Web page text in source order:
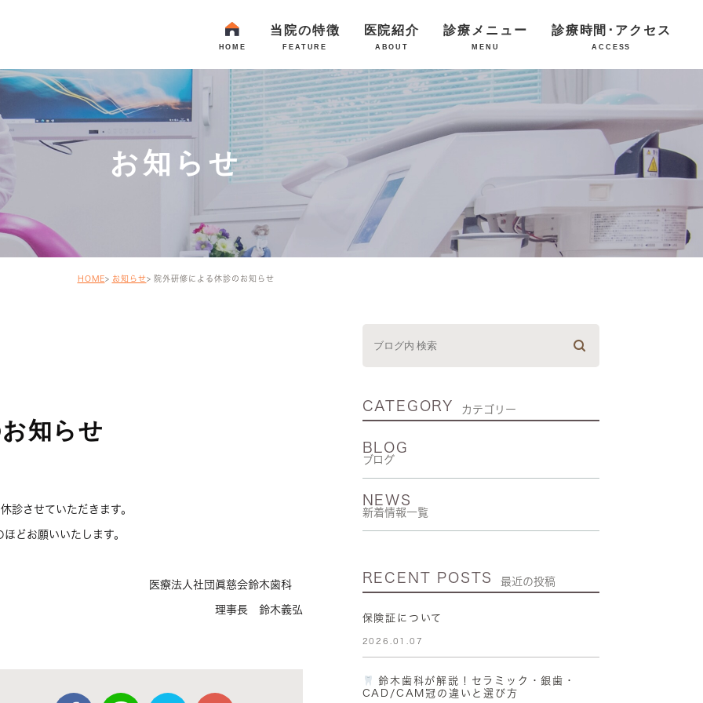
HOME
当院の特徴
FEATURE
医院紹介
ABOUT
診療メニュー
MENU
診療時間･アクセス
ACCESS
お知らせ
HOME お知らせ 院外研修による休診のお知らせ
知らせ
診させていただきます。
どお願いいたします。
医療法人社団眞慈会鈴木歯科
理事長 鈴木義弘
CATEGORY カテゴリー
BLOG
ブログ
NEWS
新着情報一覧
RECENT POSTS 最近の投稿
保険証について
2026.01.07
鈴木歯科が解説！セラミック・銀歯・
CAD/CAM冠の違いと選び方